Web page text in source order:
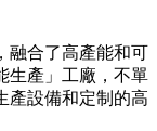
融合了高產能和可
生產」工廠，不單
產設備和定制的高